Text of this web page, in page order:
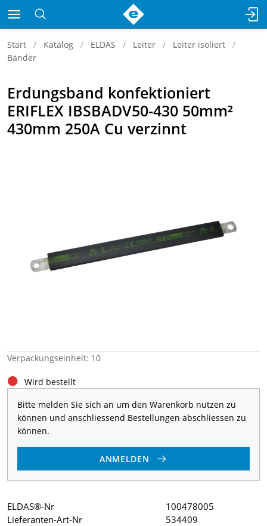
Start Katalog ELDAS Leiter
Leiter isoliert
Bänder
Erdungsband konfektioniert
ERIFLEX IBSBADV50-430 50mm²
430mm 250A Cu verzinnt
Verpackungseinheit: 10
Wird bestellt
Bitte melden Sie sich an um den Warenkorb nutzen zu
können und anschliessend Bestellungen abschliessen zu
können.
ANMELDEN
ELDAS®-Nr
100478005
Lieferanten-Art-Nr
534409